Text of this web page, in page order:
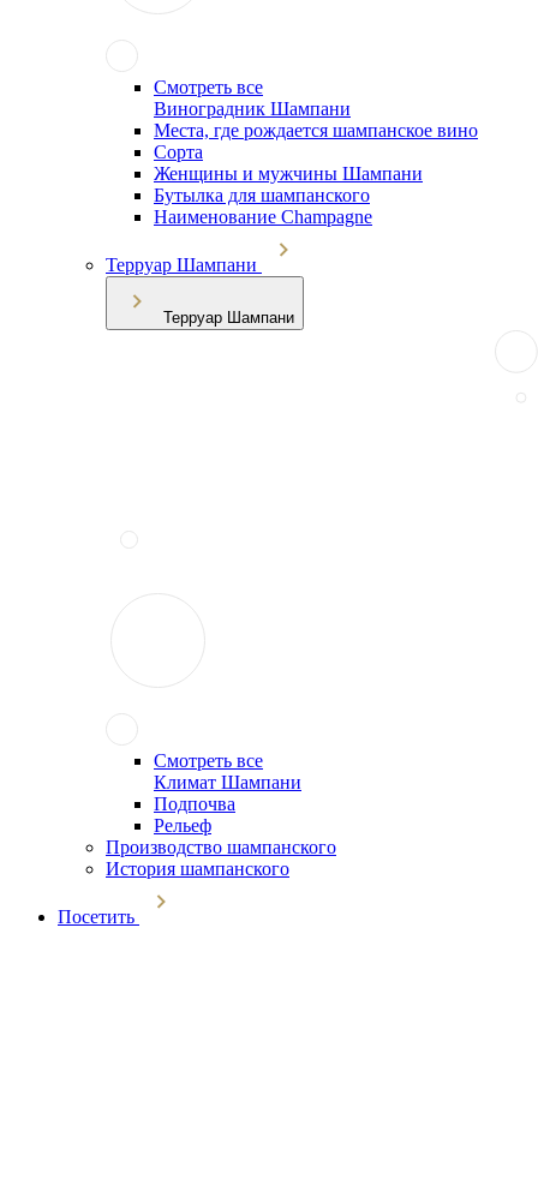
Смотреть все
Виноградник Шампани
Места, где рождается шампанское вино
Сорта
Женщины и мужчины Шампани
Бутылка для шампанского
Наименование Champagne
Терруар Шампани
Терруар Шампани
Смотреть все
Климат Шампани
Подпочва
Рельеф
Производство шампанского
История шампанского
Посетить